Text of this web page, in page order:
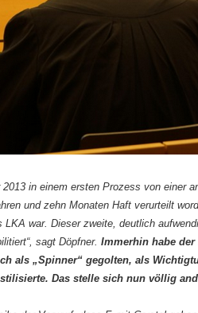
2013 in einem ersten Prozess von einer
und zehn Monaten Haft verurteilt
LKA war. Dieser zweite, deutlich
sagt Döpfner. Immerhin habe der
als „Spinner“ gegolten, als
Das stelle sich nun völlig